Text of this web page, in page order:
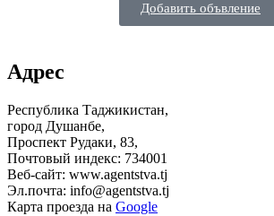
Добавить объвление
Адрес
Республика Таджикистан,
город Душанбе,
Проспект Рудаки, 83,
Почтовый индекс: 734001
Веб-сайт: www.agentstva.tj
Эл.почта: info@agentstva.tj
Карта проезда на Google